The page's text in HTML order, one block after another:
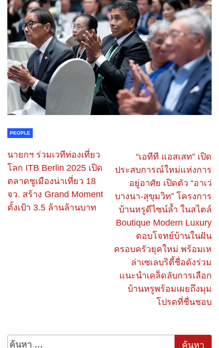
PEOPLE
นายกฯ ร่วมเวทีท่องเที่ยว
โลก ITB Berlin 2025 เปิด
ตลาดชูเมืองน่าเที่ยว 18
จว. สร้าง Grand Moment
ตั้งเป้า 3.5 ล้านล้านบาท
“เอทีที แอสเสท” เปิด
ประสบการณ์ใหม่แห่งการ
อยู่อาศัย เปิดตัว “อาเว่
บางนา-สุขุมวิท” โครงการ
บ้านหรูดีไซน์ล้ำ ในสไตล์
Boutique Modern Luxury
ตอบโจทย์บ้านในฝัน
ครอบครัวยุคใหม่ พร้อมเห
ล่าเซเลบริตี้ชื่อดังร่วม
แนะนำเคล็ดลับการเลือก
บ้านหรูพร้อมเผยถึงมุม
โปรดที่ชื่นชอบ